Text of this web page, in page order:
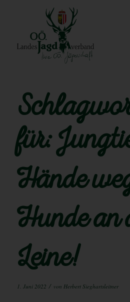
für:
Hände
Hunde an
Leine!
1. Juni 2022 / von Herbert Sieghartsleitner